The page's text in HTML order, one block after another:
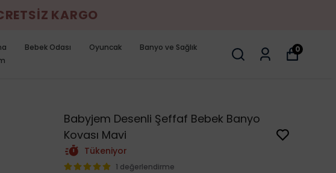
KARGO
Bebek Odası Oyuncak
Banyo ve Sağlık
0
Babyjem Desenli Şeffaf Bebek Banyo
Kovası Mavi
Tükeniyor
1 değerlendirme